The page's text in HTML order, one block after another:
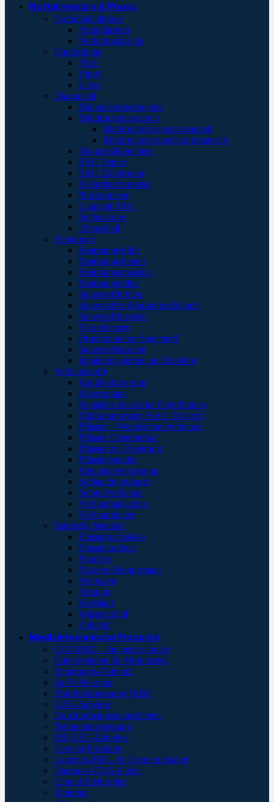
Notfallmedizin & Praxis
Notfallbehältnisse
Ampullarium
Notfallrucksäcke
Handschuhe
Nitril
Vinyl
Latex
Diagnostik
Blutzuckermessgeräte
Blutdruckmessgeräte
Blutdruckmessgerät manuell
Blutdruckmessgerät automatisch
Diagnostikleuchten
EKG Papier
EKG Elektroden
Fieberthermometer
Pulsoximeter
Langzeit EKG
Stethoskope
Ultraschall
Beatmung
Beatmungshilfe
Beatmungsbeutel
Beatmungsmasken
Beatmungsfilter
Sauerstoffbrillen
Sauerstoffverbindungsschlauch
Sauerstoffmasken
Verneblersets
Druckminderer Sauerstoff
Sauerstofftaschen
Inhalationsgeräte und Zubehör
Verbandstoffe
Kanülenfixierung
Kinesoptape
Kohäsive elastische Fixierbinden
Mullkompressen Steril / Unsteril
Pflaster – Wundschnellverbände
Pflaster Detektierbar
Pflaster zur Fixierung
Pflasterspender
Replantatversorgung
Schlauchverbände
Schnellverbände
Verbandpäckchen
Verbandtücher
Taktische Medizin
Einsatzrucksäcke
Einsatztaschen
Pouches
Massive Hemorrhage
Atemweg
Atmung
Kreislauf
Wärmeerhalt
Zubehör
Medizintechnische Produkte
GOLMED – the better choice
Kabelsysteme für Monitoring
Beatmungs-Zubehör
SpO²-Messung
Blutdruckmessung NIBP
HZV-Zubehör
Druckinfusionsmanschetten
Temperaturmessung
BIS-EEG-Zubehör
Einweg-Produkte
Langzeit-EKG- & Telemetriekabel
Diagnose-EKG-Kabel
Einmal-Elektroden
Batterien